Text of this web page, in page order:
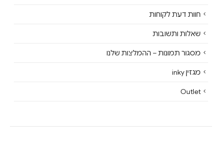
חוות דעת לקוחות
שאלות ותשובות
מסגור תמונות – ההמלצות שלנו
מגזין inky
Outlet